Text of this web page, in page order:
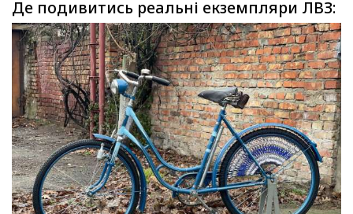
Де подивитись реальні екземпляри ЛВЗ: